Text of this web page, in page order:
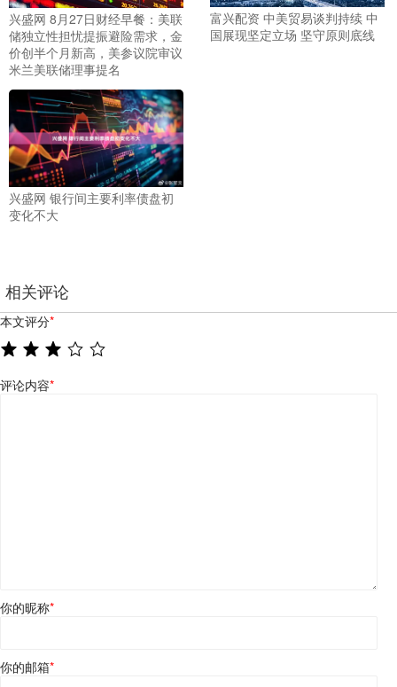
兴盛网 8月27日财经早餐：美联
储独立性担忧提振避险需求，金
价创半个月新高，美参议院审议
米兰美联储理事提名
富兴配资 中美贸易谈判持续 中
国展现坚定立场 坚守原则底线
兴盛网 银行间主要利率债盘初
变化不大
相关评论
本文评分*
评论内容*
你的昵称*
你的邮箱*